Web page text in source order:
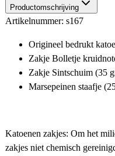
Productomschrijving
Artikelnummer: s167
Origineel bedrukt
Zakje Bolletje
Zakje Sintschuim (35
Marsepeinen staafje
Katoenen zakjes: Om het
zakjes niet chemisch